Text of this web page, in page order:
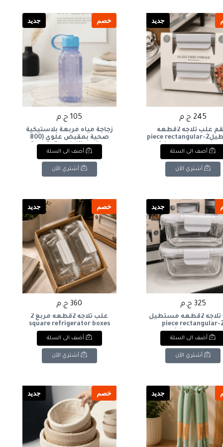
جديد
245 ج.م
طقم علب ثلاجه 2قطعه
مستطيل2-piece rectangular
refrigerator container
أضف الى السلة
أشتري الآن
خصم جديد
105 ج.م
زجاجة مياه مربعة بلاستيكية
صحية بمقبض علوي (800
مل)Square Plastic Water
Bottle with Top Handle (800
ml)
أضف الى السلة
أشتري الآن
جديد
325 ج.م
علبه ثلاجه 2قطعه مستطيل
2-piece rectangular
refrigerator box
أضف الى السلة
أشتري الآن
خصم جديد
360 ج.م
علب ثلاجه 2قطعه مربع 2
square refrigerator boxes
أضف الى السلة
أشتري الآن
جديد خصم جديد